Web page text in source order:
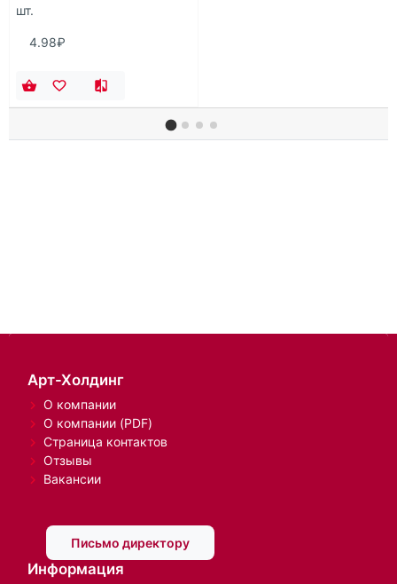
шт.
4.98₽
Арт-Холдинг
О компании
О компании (PDF)
Страница контактов
Отзывы
Вакансии
Письмо директору
Информация